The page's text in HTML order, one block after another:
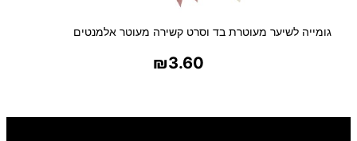
גומייה לשיער מעוטרת בד וסרט קשירה מעוטר אלמנטים
₪3.60